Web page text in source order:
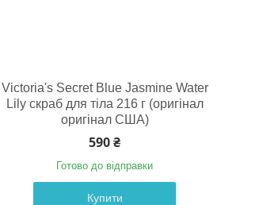
Victoria's Secret Blue Jasmine Water
Lily скраб для тіла 216 г (оригінал
оригінал США)
590 ₴
Готово до відправки
Купити